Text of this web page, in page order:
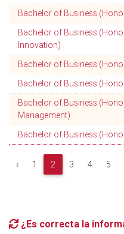
Bachelor of Business
Bachelor of Business
Innovation)
Bachelor of Business
Bachelor of Business
Bachelor of Business
Management)
Bachelor of Business
‹ 1 2 3 4 5
¿Es correcta la